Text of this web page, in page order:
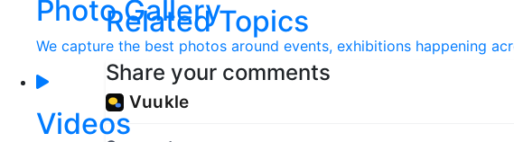
Photo Gallery
We capture the best photos around events, exhibitions happening
Videos
Related Topics
Share your comments